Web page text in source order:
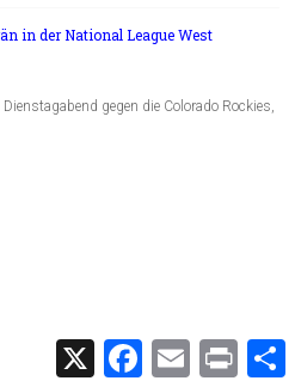
in der National League West
gegen die Colorado Rockies,
X
F
E
m
P